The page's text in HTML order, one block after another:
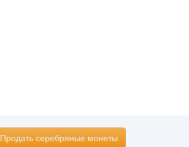
Продать серебряные монеты